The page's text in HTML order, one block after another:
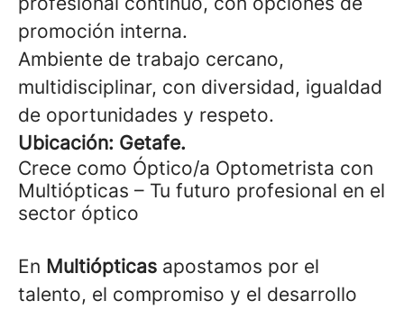
promoción interna.
Ambiente de trabajo cercano,
multidisciplinar, con diversidad, igualdad
de oportunidades y respeto.
Ubicación: Getafe.
Crece como Óptico/a Optometrista con
Multiópticas – Tu futuro profesional en el
sector óptico
En Multiópticas apostamos por el
talento, el compromiso y el desarrollo